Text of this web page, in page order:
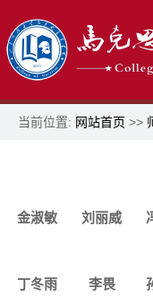
当前位置: 网站首页 >>
金淑敏 刘丽威
丁冬雨 李畏